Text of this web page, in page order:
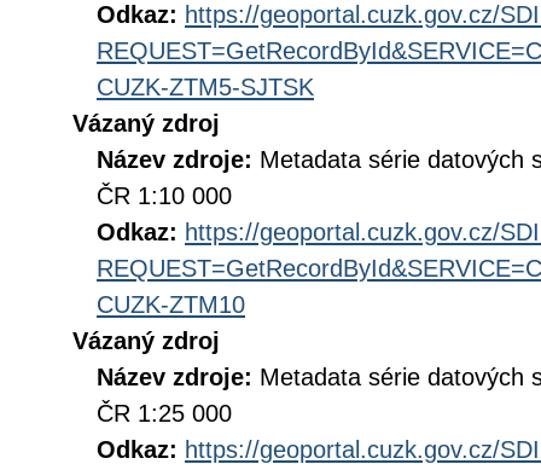
Odkaz: https://geoportal.cuzk.gov.cz/
CUZK-ZTM5-SJTSK
Vázaný zdroj
Název zdroje: Metadata série datových
ČR 1:10 000
Odkaz: https://geoportal.cuzk.gov.cz/
CUZK-ZTM10
Vázaný zdroj
Název zdroje: Metadata série datových
ČR 1:25 000
Odkaz: https://geoportal.cuzk.gov.cz/